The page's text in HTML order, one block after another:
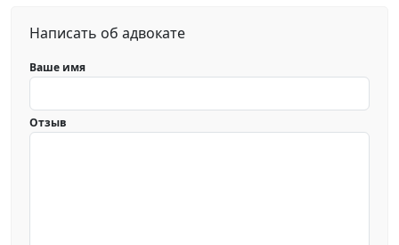
Написать об адвокате
Ваше имя
Отзыв